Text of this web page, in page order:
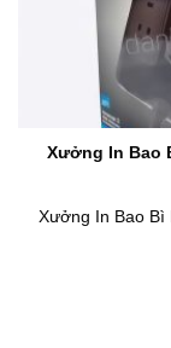
Xưởng In Bao
Xưởng In Bao Bì